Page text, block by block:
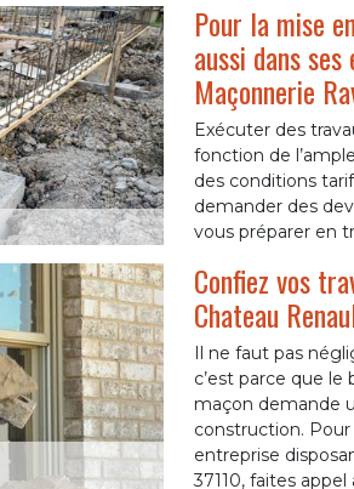
Pour la mise
aussi dans
Maçonnerie
Exécuter des
fonction de
des conditions
demander des
vous préparer en
Confiez vos
Chateau
Il ne faut pas
c’est parce que
maçon demande
construction.
entreprise
37110, faites